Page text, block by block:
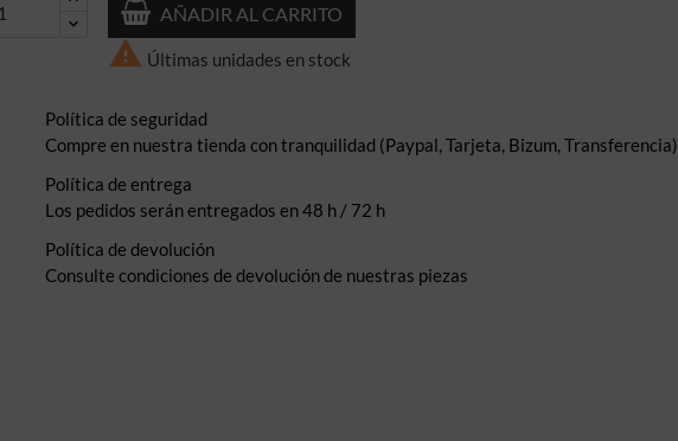
AÑADIR AL CARRITO
 Últimas unidades en stock
Política de seguridad
Compre en nuestra tienda con tranquilidad (Paypal, Tarjeta, Bizum, Transferencia)
Política de entrega
Los pedidos serán entregados en 48 h / 72 h
Política de devolución
Consulte condiciones de devolución de nuestras piezas